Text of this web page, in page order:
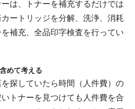
は、トナーを補充するだけでは
ートリッジを分解、洗浄、消耗
補充、全品印字検査を行ってい
めて考える
探していたら時間（人件費）の
トナーを見つけても人件費を合